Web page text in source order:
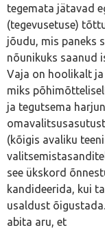
tegemata jätavad
(tegevusetuse)
jõudu, mis paneks
nõunikuks saanud
Vaja on hoolikalt
miks
ja tegutsema
(kõigis avaliku
see ükskord
kandideerida, kui
usaldust
abita aru, et